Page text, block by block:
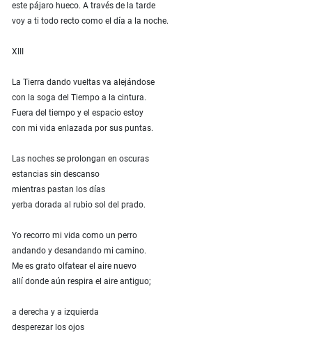
este pájaro hueco. A través de la tarde
voy a ti todo recto como el día a la noche.
XIII
La Tierra dando vueltas va alejándose
con la soga del Tiempo a la cintura.
Fuera del tiempo y el espacio estoy
con mi vida enlazada por sus puntas.
Las noches se prolongan en oscuras
estancias sin descanso
mientras pastan los días
yerba dorada al rubio sol del prado.
Yo recorro mi vida como un perro
andando y desandando mi camino.
Me es grato olfatear el aire nuevo
allí donde aún respira el aire antiguo;
a derecha y a izquierda
desperezar los ojos